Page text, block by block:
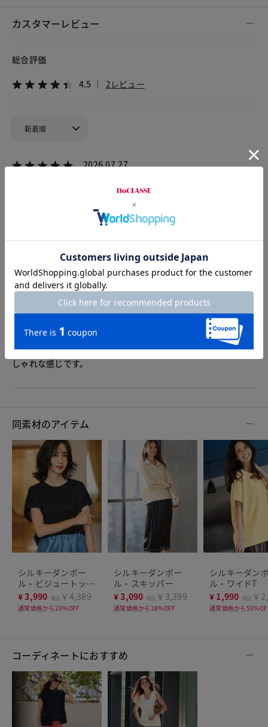
カスタマーレビュー
総合評価
4.5 2レビュー
2026.07.27
身長164.5cm 体型大柄
カラー：ブラック×ホワイト
サイズ：XXL
パールがいっぱいついており めっちゃオシャレです。高見え
します。
2026.07.26
ringoringo 身長159cm 体型普通
カラー：ブラック×ホワイト
厚めの生地ですが、透けなくて良いです。首元、袖の飾りもお
しゃれな感じです。
同素材のアイテム
シルキーダンボー
ル・ビジュートップ
ス／フレンチ袖
¥3,990 税込 ￥4,389
通常価格から20%OFF
シルキーダンボー
ル・スキッパー
¥3,090 税込 ￥3,399
通常価格から38%OFF
シルキーダン
ル・ワイドT
¥ 1,990 税込 ￥
通常価格から
コーディネートにおすすめ